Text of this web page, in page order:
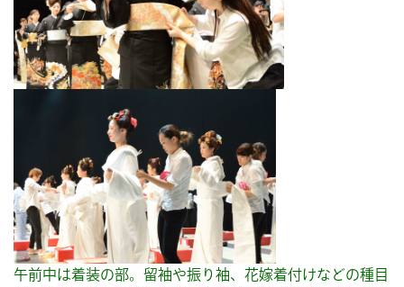
午前中は着装の部。留袖や振り袖、花嫁着付けなどの種目